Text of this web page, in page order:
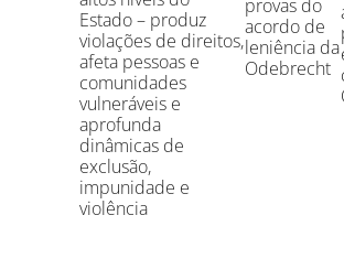
Estado – produz
violações de direitos,
afeta pessoas e
comunidades
vulneráveis e
aprofunda
dinâmicas de
exclusão,
impunidade e
violência
provas do
acordo de
leniência da
Odebrecht